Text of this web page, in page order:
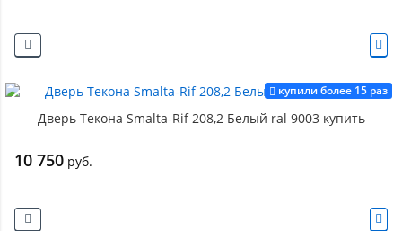
купили более 15 раз
Дверь Текона Smalta-Rif 208,2 Белый ral 9003 купить
10 750 руб.